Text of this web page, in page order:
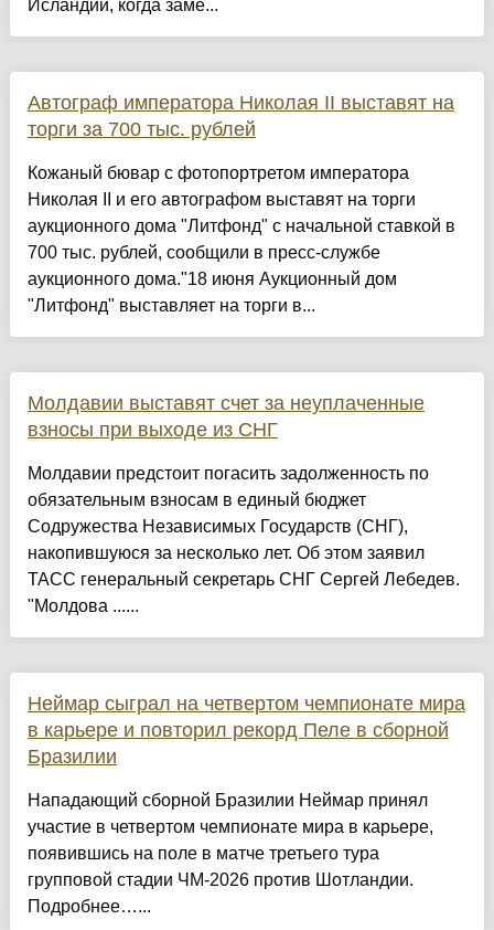
Исландии, когда заме...
Автограф императора Николая II выставят на
торги за 700 тыс. рублей
Кожаный бювар с фотопортретом императора
Николая II и его автографом выставят на торги
аукционного дома "Литфонд" с начальной ставкой в
700 тыс. рублей, сообщили в пресс-службе
аукционного дома."18 июня Аукционный дом
"Литфонд" выставляет на торги в...
Молдавии выставят счет за неуплаченные
взносы при выходе из СНГ
Молдавии предстоит погасить задолженность по
обязательным взносам в единый бюджет
Содружества Независимых Государств (СНГ),
накопившуюся за несколько лет. Об этом заявил
ТАСС генеральный секретарь СНГ Сергей Лебедев.
"Молдова ......
Неймар сыграл на четвертом чемпионате мира
в карьере и повторил рекорд Пеле в сборной
Бразилии
Нападающий сборной Бразилии Неймар принял
участие в четвертом чемпионате мира в карьере,
появившись на поле в матче третьего тура
групповой стадии ЧМ‑2026 против Шотландии.
Подробнее…...